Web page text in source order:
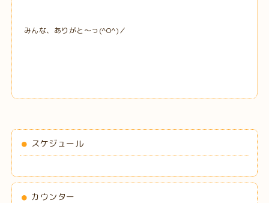
みんな、ありがと～っ(^O^)／
スケジュール
カウンター